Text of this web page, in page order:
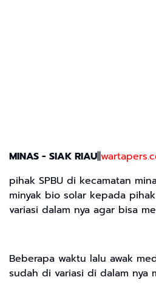
MINAS - SIAK RIAU||
pihak SPBU di kecamatan
minyak bio solar kepada
variasi dalam nya agar bisa
Beberapa waktu lalu awak
sudah di variasi di dalam nya